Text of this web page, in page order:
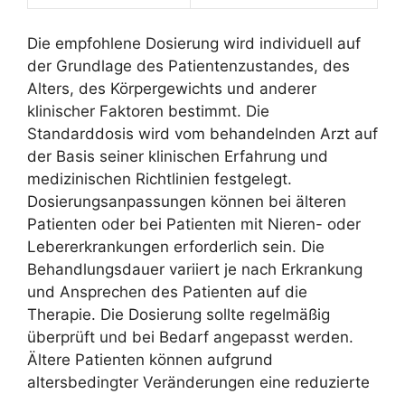
Die empfohlene Dosierung wird individuell auf
der Grundlage des Patientenzustandes, des
Alters, des Körpergewichts und anderer
klinischer Faktoren bestimmt. Die
Standarddosis wird vom behandelnden Arzt auf
der Basis seiner klinischen Erfahrung und
medizinischen Richtlinien festgelegt.
Dosierungsanpassungen können bei älteren
Patienten oder bei Patienten mit Nieren- oder
Lebererkrankungen erforderlich sein. Die
Behandlungsdauer variiert je nach Erkrankung
und Ansprechen des Patienten auf die
Therapie. Die Dosierung sollte regelmäßig
überprüft und bei Bedarf angepasst werden.
Ältere Patienten können aufgrund
altersbedingter Veränderungen eine reduzierte